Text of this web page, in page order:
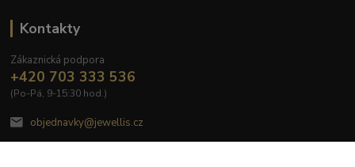
Kontakty
Zákaznická podpora
+420 703 333 536
(Po-Pá, 9-15:30 hod.)
objednavky@jewellis.cz